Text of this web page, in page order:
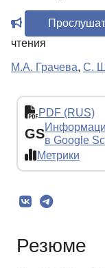
чтения
М.А. Грачева, С.
PDF (RUS)
GSв Google
Метрики
Резюме